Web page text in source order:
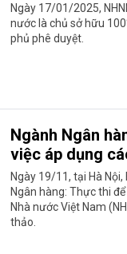
Ngày 17/01/2025,
nước là chủ sở hữu
phủ phê duyệt.
Ngành Ngân
việc áp dụng
Ngày 19/11, tại Hà
Ngân hàng: Thực thi
Nhà nước Việt Nam
thảo.